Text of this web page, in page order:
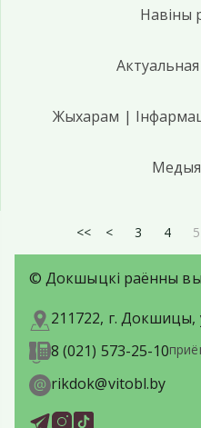
Навіны
Жыхарам |
<< < 3 4 5
© Докшыцкі раённы
211722, г. Докшицы,
8 (021) 573-25-10
rikdok@vitobl.by